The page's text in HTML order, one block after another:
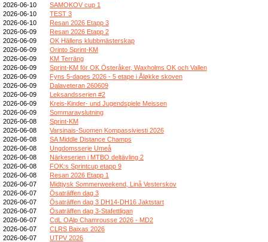
2026-06-10
SAMOKOV cup 1
2026-06-10
TEST 3
2026-06-10
Resan 2026 Etapp 3
2026-06-09
Resan 2026 Etapp 2
2026-06-09
OK Hällens klubbmästerskap
2026-06-09
Orinto Sprint-KM
2026-06-09
KM Terräng
2026-06-09
Sprint-KM för OK Österåker, Waxholms OK och Vallen
2026-06-09
Fyns 5-dages 2026 - 5 etape i Åløkke skoven
2026-06-09
Dalaveteran 260609
2026-06-09
Leksandsserien #2
2026-06-09
Kreis-Kinder- und Jugendspiele Meissen
2026-06-09
Sommaravslutning
2026-06-08
Sprint-KM
2026-06-08
Varsinais-Suomen Kompassiviesti 2026
2026-06-08
SA Middle Distance Champs
2026-06-08
Ungdomsserie Umeå
2026-06-08
Närkeserien i MTBO deltävling 2
2026-06-08
FOK:s Sprintcup etapp 9
2026-06-08
Resan 2026 Etapp 1
2026-06-07
Midtjysk Sommerweekend, Linå Vesterskov
2026-06-07
Ösaträffen dag 3
2026-06-07
Ösaträffen dag 3 DH14-DH16 Jaktstart
2026-06-07
Ösaträffen dag 3-Stafettligan
2026-06-07
CdL OAlp Chamrousse 2026 - MD2
2026-06-07
CLRS Baixas 2026
2026-06-07
UTPV 2026